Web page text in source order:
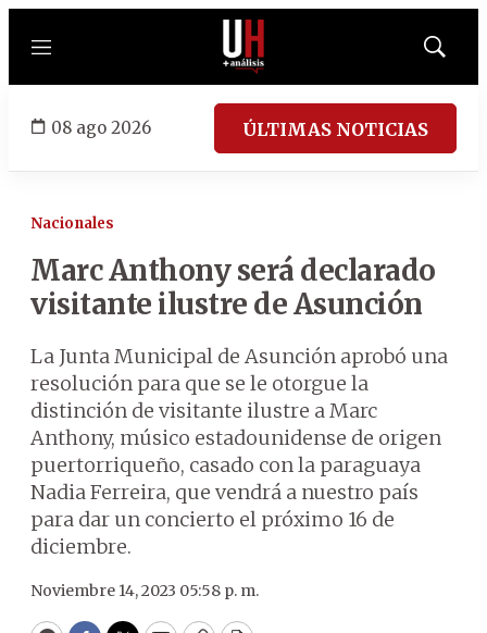
Menú
Mostrar
08 ago 2026 ÚLTIMAS NOTICIAS
Nacionales
Marc Anthony será declarado
visitante ilustre de Asunción
La Junta Municipal de Asunción aprobó una
resolución para que se le otorgue la
distinción de visitante ilustre a Marc
Anthony, músico estadounidense de origen
puertorriqueño, casado con la paraguaya
Nadia Ferreira, que vendrá a nuestro país
para dar un concierto el próximo 16 de
diciembre.
Noviembre 14, 2023 05:58 p. m.